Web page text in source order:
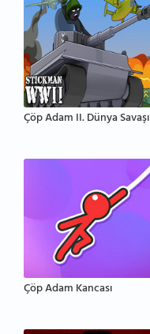
Çöp Adam II. Dünya Savaşı
Çöp Adam Kancası